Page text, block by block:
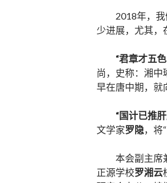
2018年，
少进展，尤其，
“君章才五
尚，史称：湘中
早在唐中期，就
“国计已推
文学家罗隐，将
本会副主席
正源学校罗湘云